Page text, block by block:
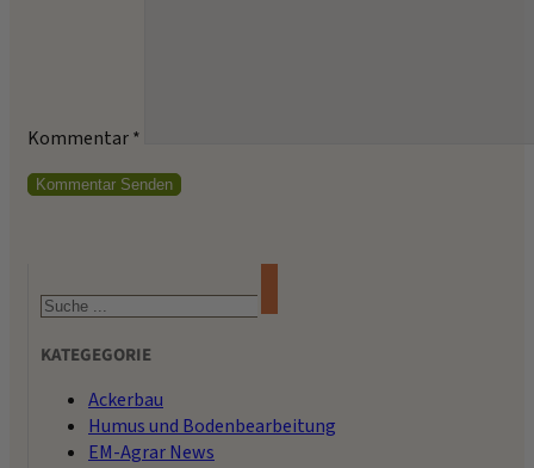
Kommentar*
KATEGEGORIE
Ackerbau
Humus und Bodenbearbeitung
EM-Agrar News